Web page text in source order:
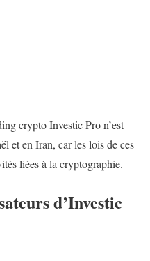
crypto Investic Pro n’est
et en Iran, car les lois de ces
liées à la cryptographie.
d’Investic